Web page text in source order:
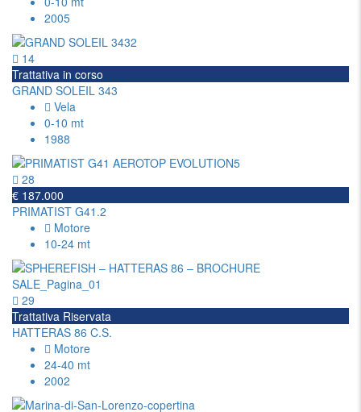
2005
14
Trattativa in corso
GRAND SOLEIL 343
Vela
0-10 mt
1988
28
€ 187.000
PRIMATIST G41.2
Motore
10-24 mt
29
Trattativa Riservata
HATTERAS 86 C.S.
Motore
24-40 mt
2002